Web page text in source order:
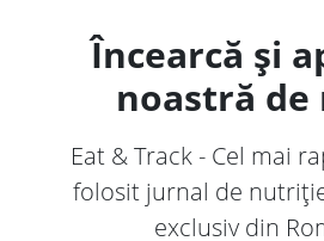
Încearcă și
noastră de
Eat & Track - Cel mai
folosit jurnal de
exclusiv din